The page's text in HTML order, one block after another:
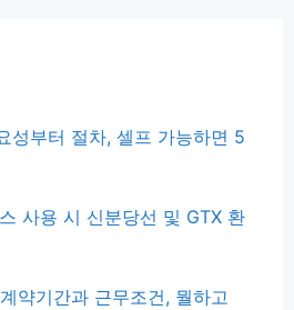
성부터 절차, 셀프 가능하면 5
사용 시 신분당선 및 GTX 환
약기간과 근무조건, 뭘하고